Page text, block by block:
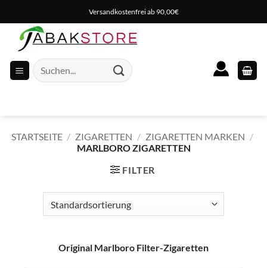
Inhalt
springen
Versandkostenfrei ab 90,00€
Suche
nach:
STARTSEITE / ZIGARETTEN / ZIGARETTEN MARKEN /
MARLBORO ZIGARETTEN
FILTER
Original Marlboro Filter-Zigaretten